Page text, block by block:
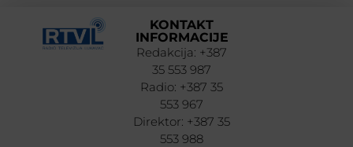
KONTAKT
INFORMACIJE
Redakcija: +387
35 553 987
Radio: +387 35
553 967
Direktor: +387 35
553 988